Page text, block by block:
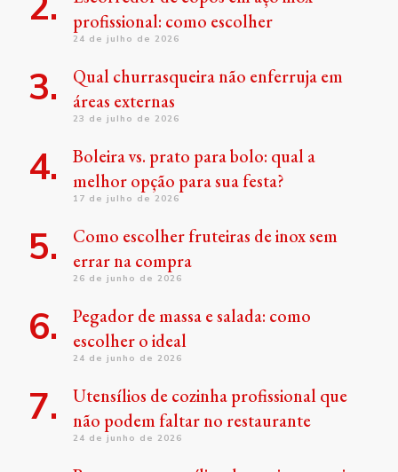
profissional: como escolher
24 de julho de 2026
Qual churrasqueira não enferruja em
áreas externas
23 de julho de 2026
Boleira vs. prato para bolo: qual a
melhor opção para sua festa?
17 de julho de 2026
Como escolher fruteiras de inox sem
errar na compra
26 de junho de 2026
Pegador de massa e salada: como
escolher o ideal
24 de junho de 2026
Utensílios de cozinha profissional que
não podem faltar no restaurante
24 de junho de 2026